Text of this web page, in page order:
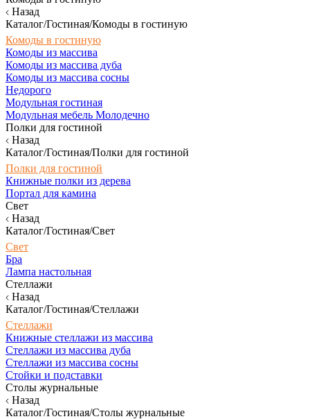
Назад
Каталог/Гостиная/Комоды в гостиную
Комоды в гостиную
Комоды из массива
Комоды из массива дуба
Комоды из массива сосны
Недорого
Модульная гостиная
Модульная мебель Молодечно
Полки для гостиной
Назад
Каталог/Гостиная/Полки для гостиной
Полки для гостиной
Книжные полки из дерева
Портал для камина
Свет
Назад
Каталог/Гостиная/Свет
Свет
Бра
Лампа настольная
Стеллажи
Назад
Каталог/Гостиная/Стеллажи
Стеллажи
Книжные стеллажи из массива
Стеллажи из массива дуба
Стеллажи из массива сосны
Стойки и подставки
Столы журнальные
Назад
Каталог/Гостиная/Столы журнальные